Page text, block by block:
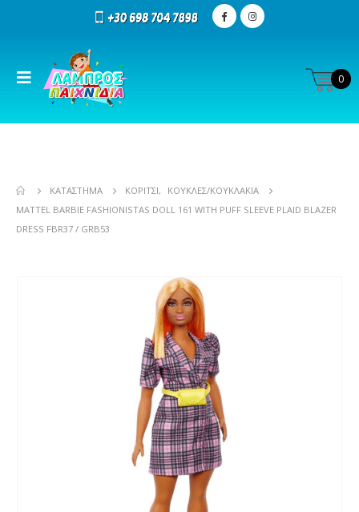
0
ΚΑΤΆΣΤΗΜΑ ΚΟΡΊΤΣΙ,
ΚΟΎΚΛΕΣ/ΚΟΥΚΛΆΚΙΑ
MATTEL BARBIE FASHIONISTAS DOLL 161 WITH PUFF SLEEVE PLAID BLAZER
DRESS FBR37 / GRB53